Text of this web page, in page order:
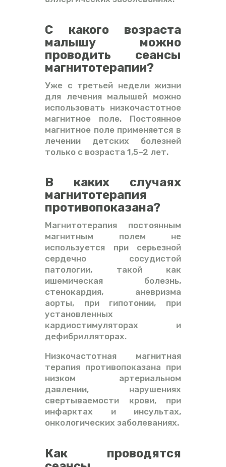
С какого возраста
малышу можно
проводить сеансы
магнитотерапии?
Уже с третьей недели жизни
для лечения малышей можно
использовать низкочастотное
магнитное поле. Постоянное
магнитное поле применяется в
лечении детских болезней
только с возраста 1,5–2 лет.
В каких случаях
магнитотерапия
противопоказана?
Магнитотерапия постоянным
магнитным полем не
используется при серьезной
сердечно сосудистой
патологии, такой как
ишемическая болезнь,
стенокардия, аневризма
аорты, при гипотонии, при
установленных
кардиостимуляторах и
дефибрилляторах.
Низкочастотная магнитная
терапия противопоказана при
низком артериальном
давлении, нарушениях
свертываемости крови, при
инфарктах и инсультах,
онкологических заболеваниях.
Как проводятся